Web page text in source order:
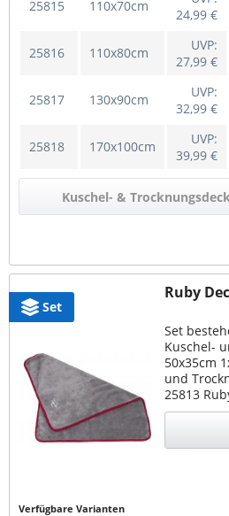
25815 110x70cm
24,99 €
25816 110x80cm
UVP:
27,99 €
25817 130x90cm
UVP:
32,99 €
25818 170x100cm
UVP:
39,99 €
Kuschel- &
Set
Ruby
Set
Kuschel-
50x35cm
und
25813
25814
Verfügbare Varianten